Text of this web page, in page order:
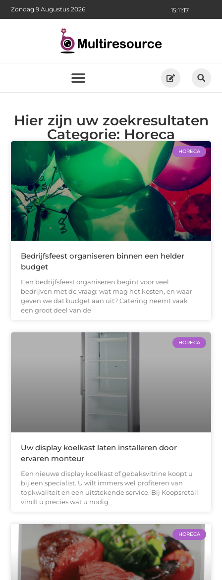
15:11:18
Zondag 9 Augustus 2026
Hier zijn uw zoekresultaten
Categorie: Horeca
HORECA
Bedrijfsfeest organiseren binnen een helder
budget
Een bedrijfsfeest organiseren begint voor veel
bedrijven met de vraag: wat mag het kosten, en waar
geven we dat budget aan uit? Catering neemt vaak
een groot deel van de
HORECA
Uw display koelkast laten installeren door
ervaren monteur
Een nieuwe display koelkast of gebaksvitrine koopt u
bij een specialist. U wilt immers wel profiteren van
topkwaliteit en een uitstekende service. Bij Koopsretail
vindt u precies wat u nodig
HORECA